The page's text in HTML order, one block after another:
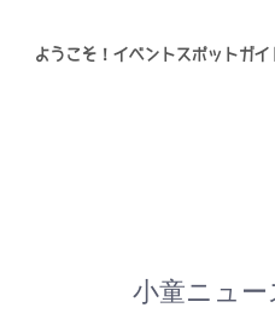
ようこそ！ イベントスポットガイ
小童ニュー